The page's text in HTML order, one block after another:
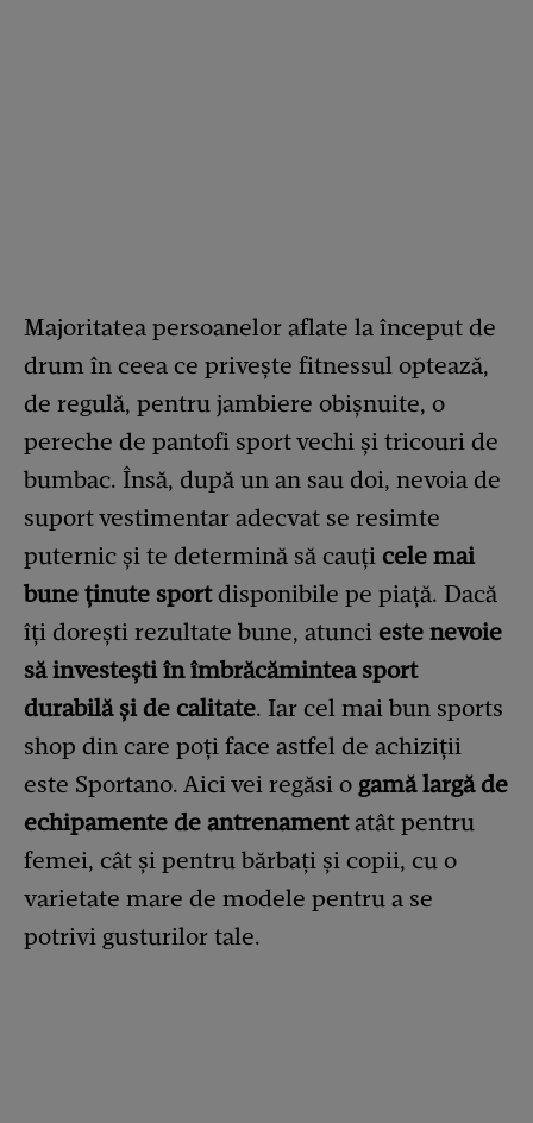
Majoritatea persoanelor aflate la început de
drum în ceea ce privește fitnessul optează,
de regulă, pentru jambiere obișnuite, o
pereche de pantofi sport vechi și tricouri de
bumbac. Însă, după un an sau doi, nevoia de
suport vestimentar adecvat se resimte
puternic și te determină să cauți cele mai
bune ținute sportdisponibile pe piață. Dacă
îți dorești rezultate bune, atunci este nevoie
să investești în îmbrăcămintea sport
durabilă și de calitate. Iar cel mai bun sports
shop din care poți face astfel de achiziții
este Sportano. Aici vei regăsi o gamă largă de
echipamente de antrenamentatât pentru
femei, cât și pentru bărbați și copii, cu o
varietate mare de modele pentru a se
potrivi gusturilor tale.